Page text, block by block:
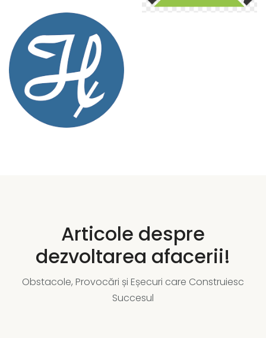
Articole despre
dezvoltarea afacerii!
Obstacole, Provocări și Eșecuri care Construiesc
Succesul